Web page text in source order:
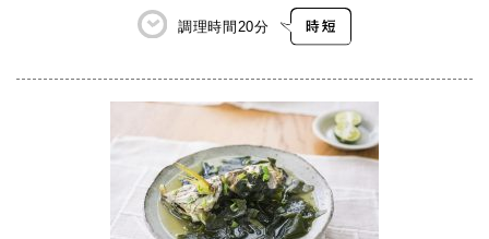
調理時間 20分